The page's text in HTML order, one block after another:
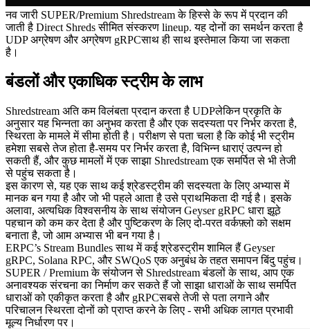
नव जारी SUPER/Premium Shredstream के हिस्से के रूप में प्रदान की
जाती है Direct Shreds सीमित संस्करण lineup. यह दोनों का समर्थन करता है
UDP अग्रेषण और अग्रेषण gRPCसाथ ही साथ इस्तेमाल किया जा सकता
है।
बंडलों और एकाधिक स्ट्रीम के लाभ
Shredstream अति कम विलंबता प्रदान करता है UDPलेकिन प्रकृति के
अनुसार यह भिन्नता का अनुभव करता है और एक सदस्यता पर निर्भर करता है,
स्थिरता के मामले में सीमा होती है। परीक्षण से पता चला है कि कोई भी स्ट्रीम
हमेशा सबसे तेज होता है-समय पर निर्भर करता है, विभिन्न धाराएं उत्पन्न हो
सकती हैं, और कुछ मामलों में एक साझा Shredstream एक समर्पित से भी तेजी
से पहुंच सकता है।
इस कारण से, यह एक साथ कई श्रेडस्ट्रीम की सदस्यता के लिए अभ्यास में
मानक बन गया है और जो भी पहले आता है उसे प्राथमिकता दी गई है। इसके
अलावा, अत्यधिक विश्वसनीय के साथ संयोजन Geyser gRPC धारा झूठे
पहचान को कम कर देता है और पुष्टिकरण के लिए दो-परत वर्कफ़्लो को सक्षम
बनाता है, जो आम अभ्यास भी बन गया है।
ERPC’s Stream Bundles साथ में कई श्रेडस्ट्रीम शामिल हैं Geyser
gRPC, Solana RPC, और SWQoS एक अनुबंध के तहत समापन बिंदु पहुंच।
SUPER / Premium के संयोजन से Shredstream बंडलों के साथ, आप एक
अनावश्यक संरचना का निर्माण कर सकते हैं जो साझा धाराओं के साथ समर्पित
धाराओं को एकीकृत करता है और gRPCसबसे तेजी से पता लगाने और
परिचालन स्थिरता दोनों को प्राप्त करने के लिए - सभी अधिक लागत प्रभावी
मूल्य निर्धारण पर।